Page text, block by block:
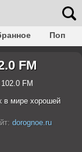
Поп
Фолк
FM
FM
в мире хорошей
dorognoe.ru